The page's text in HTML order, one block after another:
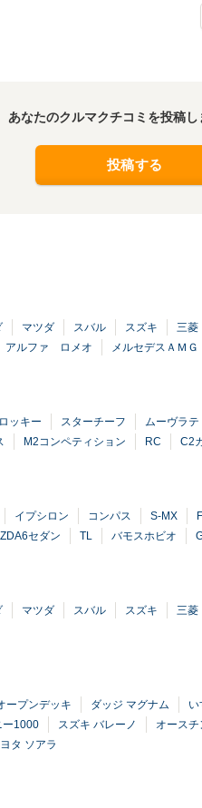
あなたのクルマクチコミを投稿し
投稿する
マツダ スバル スズキ 三菱
アルファ ロメオ メルセデスＡＭＧ
ロッキー スターチーフ ムーヴラテ
M2コンペティション RC C2
イプシロン コンパス S-MX
セダン TL バモスホビオ
マツダ スバル スズキ 三菱
ープンデッキ ダッジ マグナム い
ー1000 スズキ バレーノ オースチ
ヨタ ソアラ